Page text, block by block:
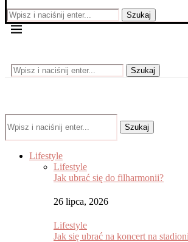
Szukaj
Szukaj
Szukaj
Lifestyle
Lifestyle
Jak ubrać się do filharmonii?
26 lipca, 2026
Lifestyle
Jak się ubrać na koncert na